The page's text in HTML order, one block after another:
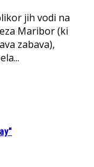
jih vodi na
Maribor (ki
zabava),